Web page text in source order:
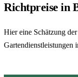
Richtpreise in
Hier eine Schätzung